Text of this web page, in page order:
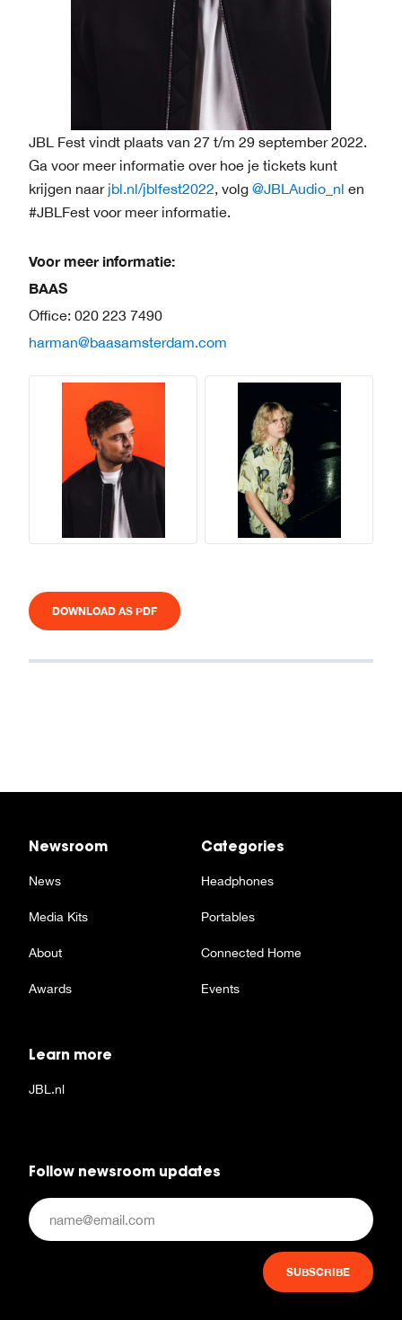
JBL Fest vindt plaats van 27 t/m 29 september 2022.
Ga voor meer informatie over hoe je tickets kunt
krijgen naar jbl.nl/jblfest2022, volg @JBLAudio_nl en
#JBLFest voor meer informatie.
Voor meer informatie:
BAAS
Office: 020 223 7490
harman@baasamsterdam.com
DOWNLOAD AS PDF
Newsroom
News
Media Kits
About
Awards
Categories
Headphones
Portables
Connected Home
Events
Learn more
JBL.nl
Follow newsroom updates